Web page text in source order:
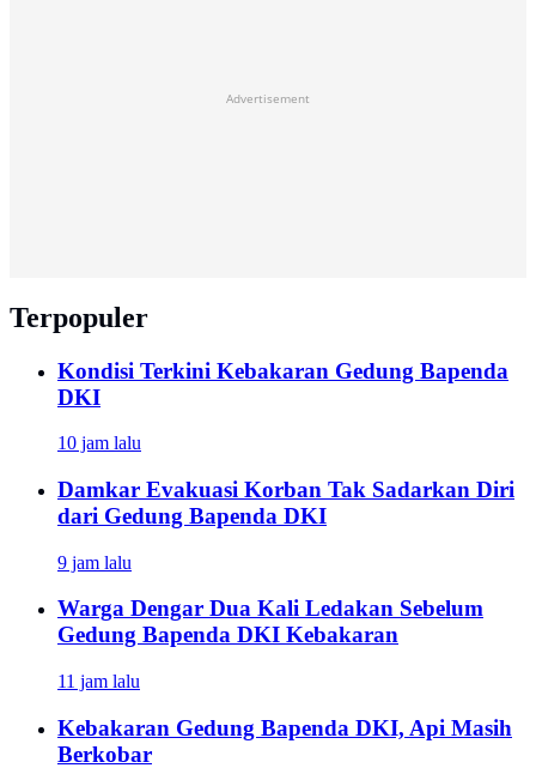
Advertisement
Terpopuler
Kondisi Terkini Kebakaran Gedung Bapenda
DKI
10 jam lalu
Damkar Evakuasi Korban Tak Sadarkan Diri
dari Gedung Bapenda DKI
9 jam lalu
Warga Dengar Dua Kali Ledakan Sebelum
Gedung Bapenda DKI Kebakaran
11 jam lalu
Kebakaran Gedung Bapenda DKI, Api Masih
Berkobar